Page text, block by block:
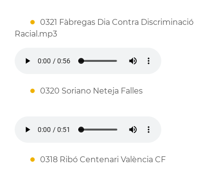
0321 Fàbregas Dia Contra Discriminació
Racial.mp3
0320 Soriano Neteja Falles
0318 Ribó Centenari València CF